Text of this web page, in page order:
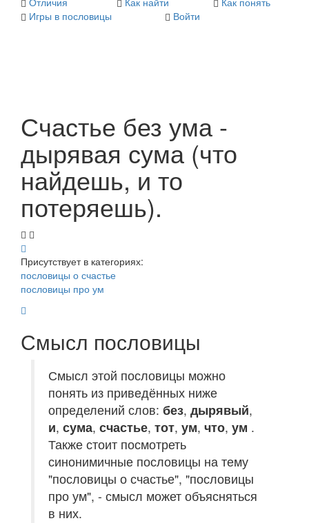
Игры в пословицы
Войти
Счастье без ума -
дырявая сума (что
найдешь, и то
потеряешь).
Присутствует в категориях:
пословицы о счастье
пословицы про ум
Смысл пословицы
Смысл этой пословицы можно
понять из приведённых ниже
определений слов: без, дырявый,
и, сума, счастье, тот, ум, что, ум .
Также стоит посмотреть
синонимичные пословицы на тему
"пословицы о счастье", "пословицы
про ум", - смысл может объясняться
в них.